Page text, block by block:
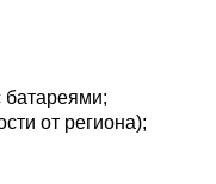
батареями;
от региона);